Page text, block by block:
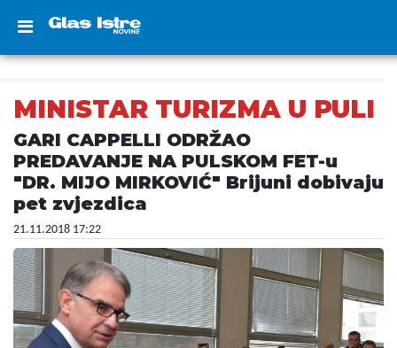
MINISTAR TURIZMA U PULI
GARI CAPPELLI ODRŽAO
PREDAVANJE NA PULSKOM FET-u
"DR. MIJO MIRKOVIĆ" Brijuni dobivaju
pet zvjezdica
21.11.2018 17:22